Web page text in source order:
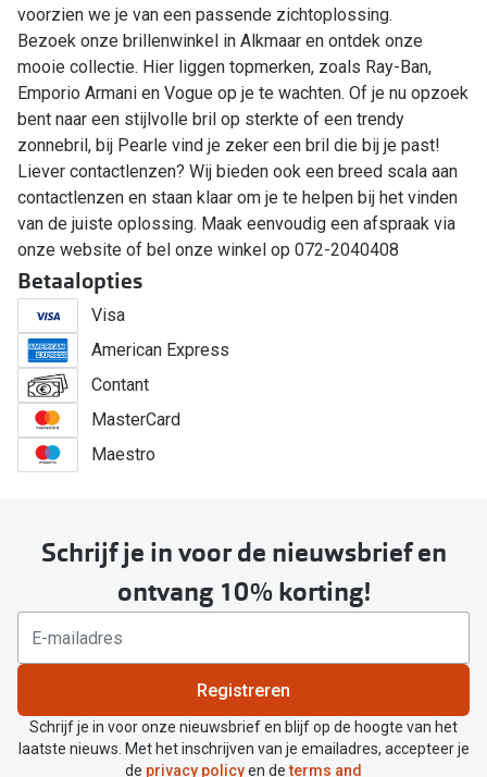
voorzien we je van een passende zichtoplossing.
Bezoek onze brillenwinkel in Alkmaar en ontdek onze
mooie collectie. Hier liggen topmerken, zoals Ray-Ban,
Emporio Armani en Vogue op je te wachten. Of je nu opzoek
bent naar een stijlvolle bril op sterkte of een trendy
zonnebril, bij Pearle vind je zeker een bril die bij je past!
Liever contactlenzen? Wij bieden ook een breed scala aan
contactlenzen en staan klaar om je te helpen bij het vinden
van de juiste oplossing. Maak eenvoudig een afspraak via
onze website of bel onze winkel op 072-2040408
Betaalopties
Visa
American Express
Contant
MasterCard
Maestro
Schrijf je in voor de nieuwsbrief en
ontvang 10% korting!
Registreren
Schrijf je in voor onze nieuwsbrief en blijf op de hoogte van het
laatste nieuws. Met het inschrijven van je emailadres, accepteer je
de privacy policyen determs and